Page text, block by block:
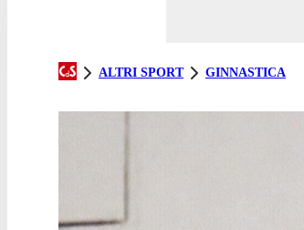
ALTRI SPORT GINNASTICA